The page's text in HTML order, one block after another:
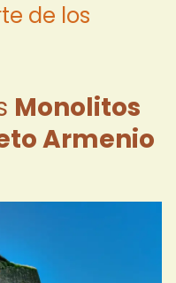
de los
Monolitos
Armenio